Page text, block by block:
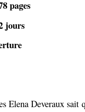
pages
jours
Elena Deveraux sait